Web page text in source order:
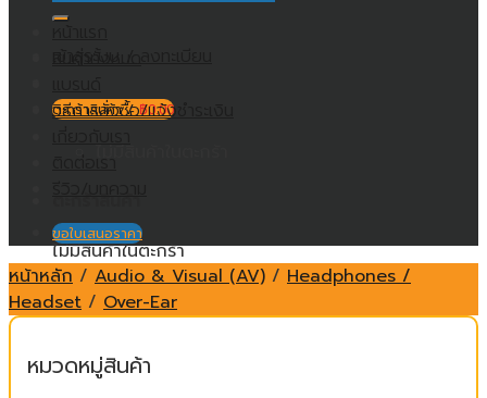
ตะกร้าสินค้า /฿0.00
ไม่มีสินค้าในตะกร้า
วิธีการสั่งซื้อ/แจ้งชำระเงิน
ติดต่อเรา
ขอใบเสนอราคา
หน้าหลัก / Audio & Visual (AV) / Headphones /
Headset / Over-Ear
หมวดหมู่สินค้า